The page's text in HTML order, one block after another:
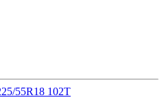
55R18 102T